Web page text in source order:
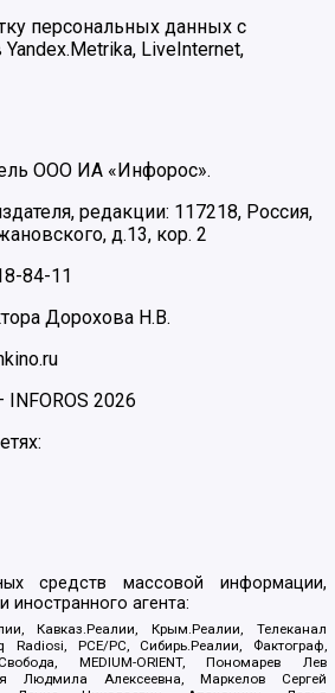
персональных данных с
LiveInternet,
ООО ИА «Инфорос».
редакции: 117218, Россия,
д.13, кор. 2
84-11
Дорохова Н.В.
INFOROS 2026
средств массовой информации,
агента:
Кавказ.Реалии, Крым.Реалии, Телеканал
PCE/PC, Сибирь.Реалии, Фактограф,
MEDIUM-ORIENT, Пономарев Лев
Людмила Алексеевна, Маркелов Сергей